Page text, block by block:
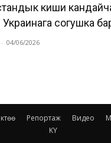
киши
согушка
- 04/06/2026
Репортаж Видео
KY